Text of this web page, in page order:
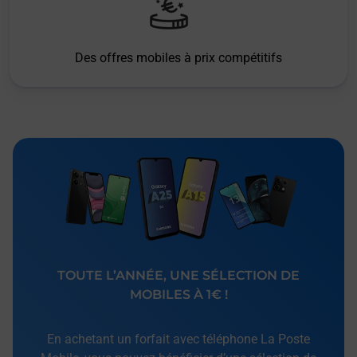
Des offres mobiles à prix compétitifs
TOUTE L’ANNÉE, UNE SÉLECTION DE
MOBILES À 1€ !
En achetant un forfait avec téléphone La Poste